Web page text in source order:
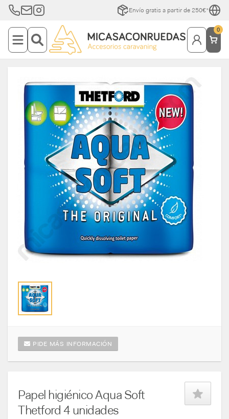
Envío gratis a partir de 250€*
0
PIDE MÁS INFORMACIÓN
Papel higiénico Aqua Soft
Thetford 4 unidades